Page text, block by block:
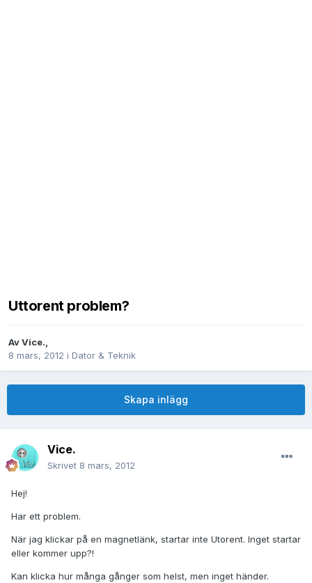
Uttorent problem?
AvVice.,
8 mars, 2012 i Dator & Teknik
Skapa inlägg
Vice.
Skrivet 8 mars, 2012
Hej!
Har ett problem.
När jag klickar på en magnetlänk, startar inte Utorent. Inget startar
eller kommer upp?!
Kan klicka hur många gånger som helst, men inget händer.